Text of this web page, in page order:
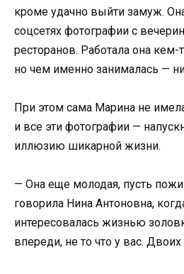
кроме удачно выйти замуж.
соцсетях фотографии с
ресторанов. Работала она
но чем именно занималась —
При этом сама Марина не
и все эти фотографии —
иллюзию шикарной жизни.
— Она еще молодая, пусть
говорила Нина Антоновна,
интересовалась жизнью
впереди, не то что у вас.